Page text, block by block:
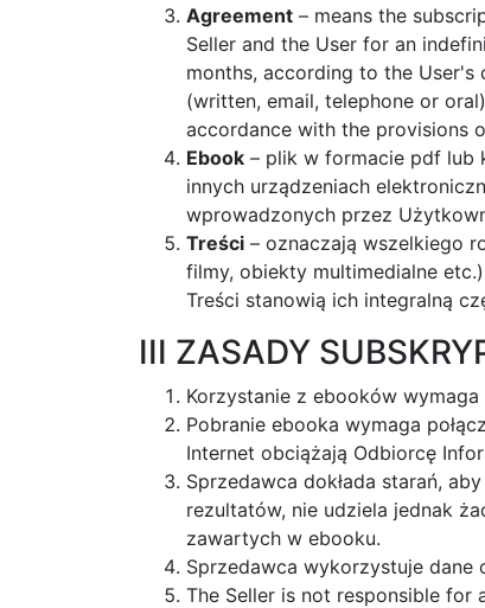
Agreement – means the
Seller and the User for an
months, according to the
(written, email, telephone or
accordance with the provisions
Ebook – plik w formacie pdf lub
innych urządzeniach
wprowadzonych przez
Treści – oznaczają wszelkiego
filmy, obiekty multimedialne
Treści stanowią ich integralną
III ZASADY
Korzystanie z ebooków
Pobranie ebooka wymaga
Internet obciążają Odbiorcę
Sprzedawca dokłada starań,
rezultatów, nie udziela jednak
zawartych w ebooku.
Sprzedawca wykorzystuje dane
The Seller is not responsible for